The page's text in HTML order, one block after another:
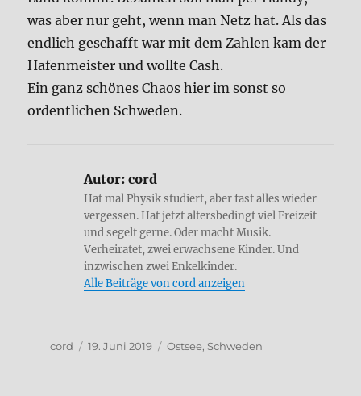
was aber nur geht, wenn man Netz hat. Als das
endlich geschafft war mit dem Zahlen kam der
Hafenmeister und wollte Cash.
Ein ganz schönes Chaos hier im sonst so
ordentlichen Schweden.
Autor: cord
Hat mal Physik studiert, aber fast alles wieder
vergessen. Hat jetzt altersbedingt viel Freizeit
und segelt gerne. Oder macht Musik.
Verheiratet, zwei erwachsene Kinder. Und
inzwischen zwei Enkelkinder.
Alle Beiträge von cord anzeigen
Autor
cord
Veröffentlicht
19. Juni 2019 Kategorien
Ostsee, Schweden